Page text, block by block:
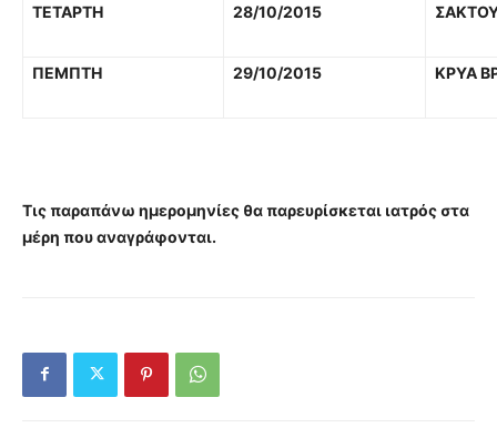
ΤΕΤΑΡΤΗ 28/10/2015
ΠΕΜΠΤΗ 29/10/2015 ΚΡΥΑ
Τις παραπάνω ημερομηνίες θα παρευρίσκεται ιατρός στα
μέρη που αναγράφονται.